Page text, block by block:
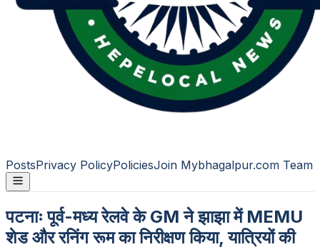
PostsPrivacy PolicyPoliciesJoin Mybhagalpur.com Team
पटनाः पूर्व-मध्य रेलवे के GM ने झाझा में MEMU
शेड और रनिंग रूम का निरीक्षण किया, यात्रियों की